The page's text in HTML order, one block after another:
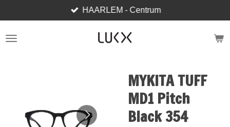
direct
naar
HAARLEM - Centrum
MYKITA TUFF
MD1 Pitch
Black 354